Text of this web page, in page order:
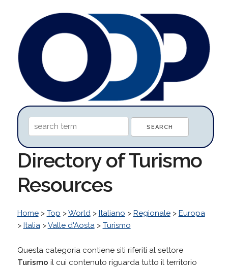
Directory of Turismo
Resources
Home> Top >World> Italiano > Regionale> Europa
> Italia>Valle d'Aosta> Turismo
Questa categoria contiene siti riferiti al settore
Turismo il cui contenuto riguarda tutto il territorio